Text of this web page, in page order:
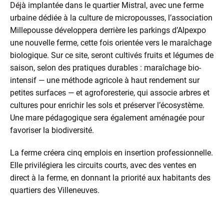
Déjà implantée dans le quartier Mistral, avec une ferme
urbaine dédiée à la culture de micropousses, l’association
Millepousse développera derrière les parkings d’Alpexpo
une nouvelle ferme, cette fois orientée vers le maraîchage
biologique. Sur ce site, seront cultivés fruits et légumes de
saison, selon des pratiques durables : maraîchage bio-
intensif — une méthode agricole à haut rendement sur
petites surfaces — et agroforesterie, qui associe arbres et
cultures pour enrichir les sols et préserver l’écosystème.
Une mare pédagogique sera également aménagée pour
favoriser la biodiversité.
La ferme créera cinq emplois en insertion professionnelle.
Elle privilégiera les circuits courts, avec des ventes en
direct à la ferme, en donnant la priorité aux habitants des
quartiers des Villeneuves.